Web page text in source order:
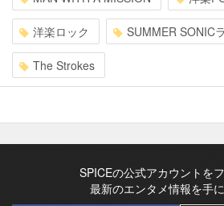
洋楽ロック SUMMER SONIC
The Strokes
SPICEの公式アカウントを
最新のエンタメ情報を手